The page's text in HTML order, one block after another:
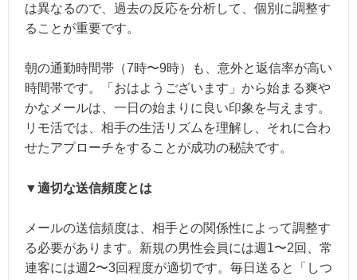
は異なるので、過去の反応を分析して、個別に調整す
ることが重要です。
朝の通勤時間帯（7時〜9時）も、意外と返信率が高い
時間帯です。「おはようございます」から始まる爽や
かなメールは、一日の始まりに良い印象を与えます。
リモ活では、相手の生活リズムを理解し、それに合わ
せたアプローチをすることが成功の秘訣です。
▼適切な送信頻度とは
メールの送信頻度は、相手との関係性によって調整す
る必要があります。新規の男性会員には週1〜2回、常
連客には週2〜3回程度が適切です。毎日送ると「しつ